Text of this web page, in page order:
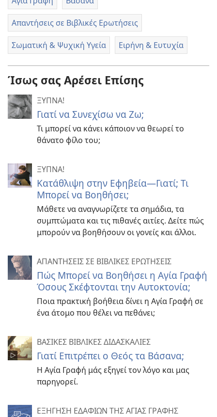
Απαντήσεις σε Βιβλικές Ερωτήσεις
Σωματική & Ψυχική Υγεία Ειρήνη & Ευτυχία
Ίσως σας Αρέσει Επίσης
ΞΥΠΝΑ!
Γιατί να Συνεχίσω να Ζω;
Τι μπορεί να κάνει κάποιον να θεωρεί το
θάνατο φίλο του;
ΞΥΠΝΑ!
Κατάθλιψη στην Εφηβεία—Γιατί; Τι
Μπορεί να Βοηθήσει;
Μάθετε να αναγνωρίζετε τα σημάδια, τα
συμπτώματα και τις πιθανές αιτίες. Δείτε πώς
μπορούν να βοηθήσουν οι γονείς και άλλοι.
ΑΠΑΝΤΗΣΕΙΣ ΣΕ ΒΙΒΛΙΚΕΣ ΕΡΩΤΗΣΕΙΣ
Πώς Μπορεί να Βοηθήσει η Αγία Γραφή
Όσους Σκέφτονται την Αυτοκτονία;
Ποια πρακτική βοήθεια δίνει η Αγία Γραφή σε
ένα άτομο που θέλει να πεθάνει;
ΒΑΣΙΚΕΣ ΒΙΒΛΙΚΕΣ ΔΙΔΑΣΚΑΛΙΕΣ
Γιατί Επιτρέπει ο Θεός τα Βάσανα;
Η Αγία Γραφή μάς εξηγεί τον λόγο και μας
παρηγορεί.
ΕΞΗΓΗΣΗ ΕΔΑΦΙΩΝ ΤΗΣ ΑΓΙΑΣ ΓΡΑΦΗΣ